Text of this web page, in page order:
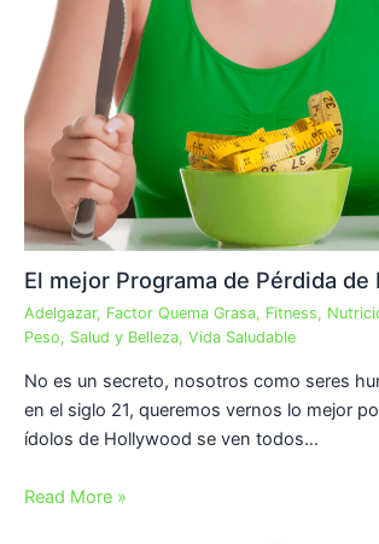
El mejor Programa de Pérdida de
Adelgazar, Factor Quema Grasa, Fitness,
Peso, Salud y Belleza, Vida Saludable
No es un secreto, nosotros como seres
en el siglo 21, queremos vernos lo mejor
ídolos de Hollywood se ven todos…
Read More »